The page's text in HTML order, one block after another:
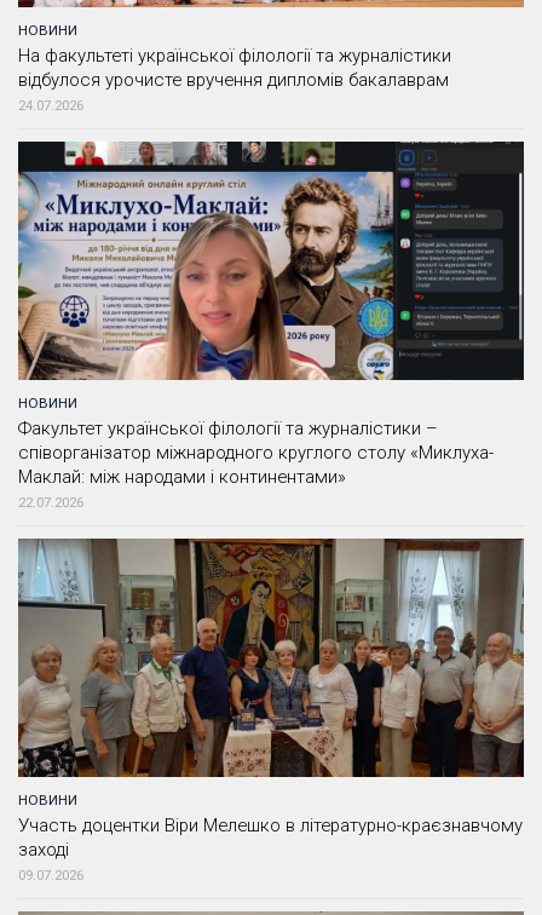
НОВИНИ
На факультеті української філології та журналістики
відбулося урочисте вручення дипломів бакалаврам
24.07.2026
НОВИНИ
Факультет української філології та журналістики –
співорганізатор міжнародного круглого столу «Миклуха-
Маклай: між народами і континентами»
22.07.2026
НОВИНИ
Участь доцентки Віри Мелешко в літературно-краєзнавчому
заході
09.07.2026